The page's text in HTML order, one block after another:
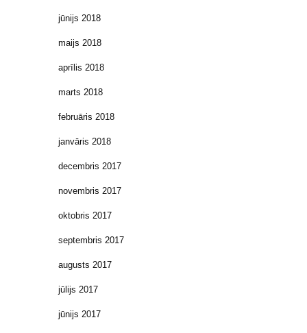
jūnijs 2018
maijs 2018
aprīlis 2018
marts 2018
februāris 2018
janvāris 2018
decembris 2017
novembris 2017
oktobris 2017
septembris 2017
augusts 2017
jūlijs 2017
jūnijs 2017